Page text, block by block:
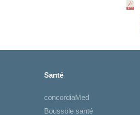
Santé
concordiaMed
Boussole santé